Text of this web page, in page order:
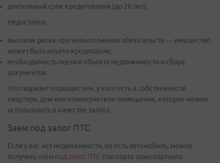
длительный срок кредитования (до 20 лет).
Недостатки:
высокие риски при невыполнении обязательств — имущество
может быть изъято кредитором;
необходимость оценки объекта недвижимости и сбора
документов.
Этот вариант подходит тем, у кого есть в собственности
квартира, дом или коммерческое помещение, которое можно
использовать в качестве залога.
Заем под залог ПТС
Если у вас нет недвижимости, но есть автомобиль, можно
получить заём под залог ПТС (паспорта транспортного